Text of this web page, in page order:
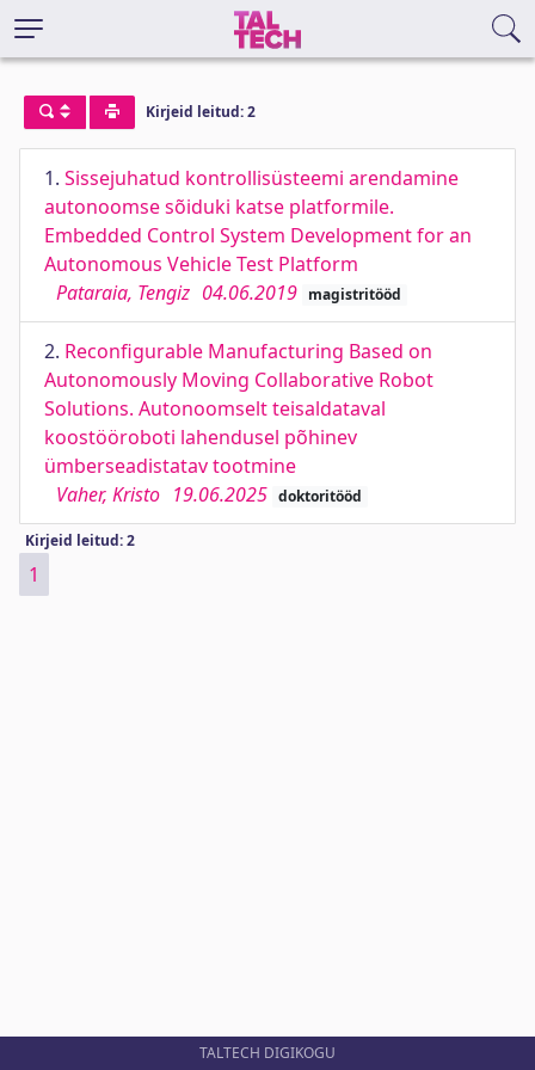
Kirjeid leitud: 2
1. Sissejuhatud kontrollisüsteemi arendamine
autonoomse sõiduki katse platformile.
Embedded Control System Development for an
Autonomous Vehicle Test Platform
Pataraia, Tengiz 04.06.2019 magistritööd
2. Reconfigurable Manufacturing Based on
Autonomously Moving Collaborative Robot
Solutions. Autonoomselt teisaldataval
koostööroboti lahendusel põhinev
ümberseadistatav tootmine
Vaher, Kristo 19.06.2025 doktoritööd
Kirjeid leitud: 2
1
TALTECH DIGIKOGU